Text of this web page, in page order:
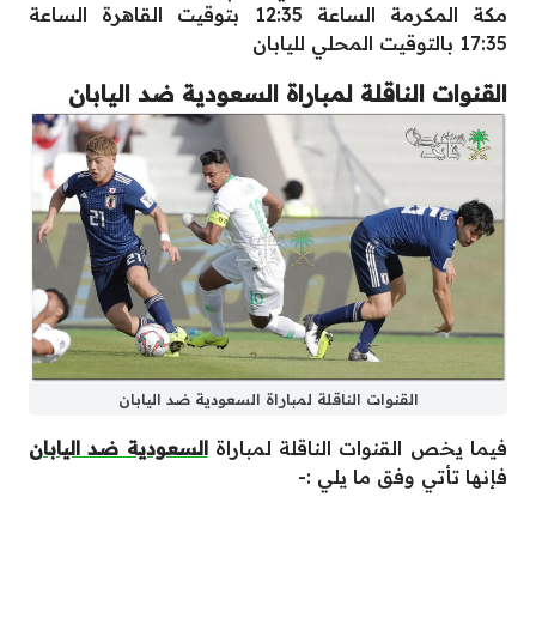
مكة المكرمة الساعة 12:35 بتوقيت القاهرة الساعة
17:35 بالتوقيت المحلي لليابان
القنوات الناقلة لمباراة السعودية ضد اليابان
القنوات الناقلة لمباراة السعودية ضد اليابان
فيما يخص القنوات الناقلة لمباراةالسعودية ضد اليابان
فإنها تأتي وفق ما يلي :-